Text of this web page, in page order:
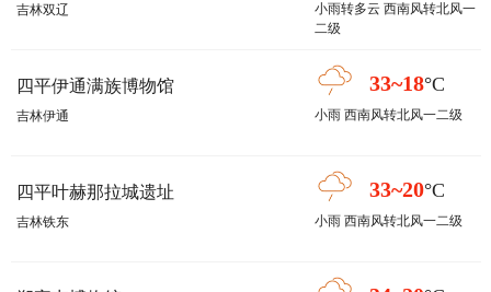
吉林双辽
小雨转多云 西南风转北风一
二级
四平伊通满族博物馆
吉林伊通
33~18°C
小雨 西南风转北风一二级
四平叶赫那拉城遗址
吉林铁东
33~20°C
小雨 西南风转北风一二级